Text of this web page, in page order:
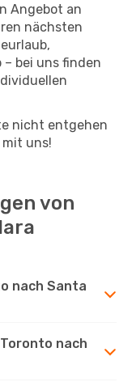
Angebot an
nächsten
bei uns finden
nicht entgehen
uns!
von
nach Santa
nach